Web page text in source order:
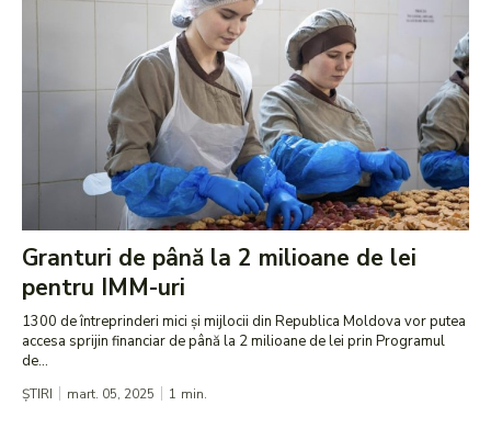
Granturi de până la 2 milioane de lei
pentru IMM-uri
1300 de întreprinderi mici și mijlocii din Republica Moldova vor putea
accesa sprijin financiar de până la 2 milioane de lei prin Programul
de...
ȘTIRI mart. 05, 2025 1 min.